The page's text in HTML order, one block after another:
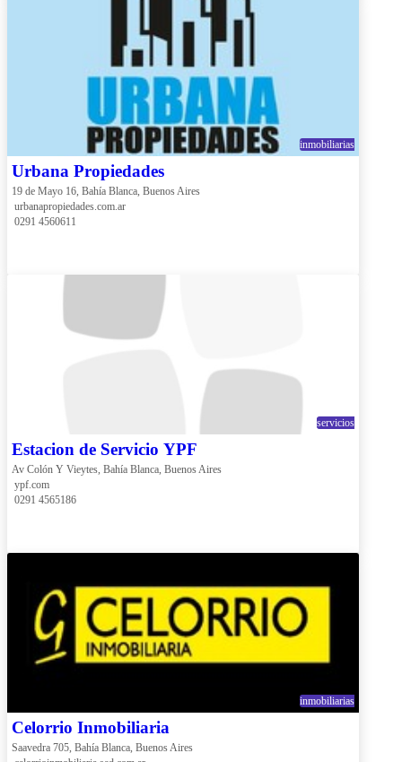
inmobiliarias
Urbana Propiedades
19 de Mayo 16, Bahía Blanca, Buenos Aires
urbanapropiedades.com.ar
0291 4560611
servicios
Estacion de Servicio YPF
Av Colón Y Vieytes, Bahía Blanca, Buenos Aires
ypf.com
0291 4565186
inmobiliarias
Celorrio Inmobiliaria
Saavedra 705, Bahía Blanca, Buenos Aires